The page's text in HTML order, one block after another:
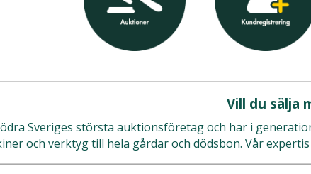
Vill du sälja
Sveriges största auktionsföretag och har i
och verktyg till hela gårdar och dödsbon. Vår